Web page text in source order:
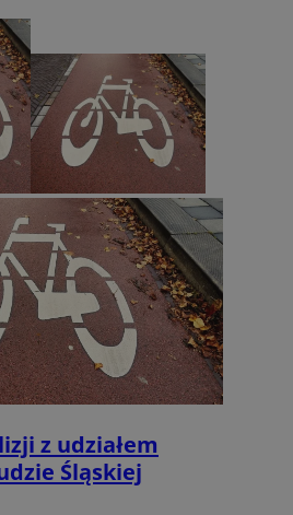
z udziałem
Śląskiej